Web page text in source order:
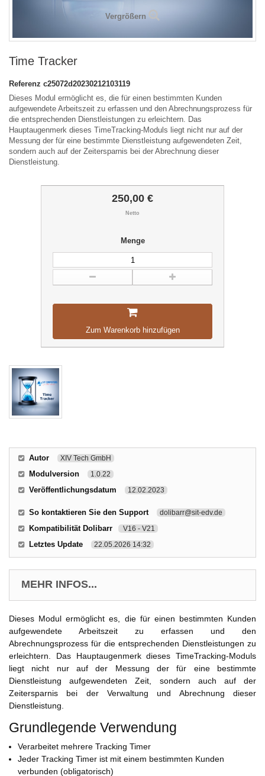
Vergrößern
Time Tracker
Referenz c25072d20230212103119
Dieses Modul ermöglicht es, die für einen bestimmten Kunden
aufgewendete Arbeitszeit zu erfassen und den Abrechnungsprozess für
die entsprechenden Dienstleistungen zu erleichtern. Das
Hauptaugenmerk dieses TimeTracking-Moduls liegt nicht nur auf der
Messung der für eine bestimmte Dienstleistung aufgewendeten Zeit,
sondern auch auf der Zeitersparnis bei der Abrechnung dieser
Dienstleistung.
250,00 €
Netto
Menge
Zum Warenkorb hinzufügen
Autor XIV Tech GmbH
Modulversion 1.0.22
Veröffentlichungsdatum 12.02.2023
So kontaktieren Sie den Support dolibarr@sit-edv.de
Kompatibilität Dolibarr V16 - V21
Letztes Update 22.05.2026 14:32
MEHR INFOS...
Dieses Modul ermöglicht es, die für einen bestimmten Kunden
aufgewendete Arbeitszeit zu erfassen und den
Abrechnungsprozess für die entsprechenden Dienstleistungen zu
erleichtern. Das Hauptaugenmerk dieses TimeTracking-Moduls
liegt nicht nur auf der Messung der für eine bestimmte
Dienstleistung aufgewendeten Zeit, sondern auch auf der
Zeitersparnis bei der Verwaltung und Abrechnung dieser
Dienstleistung.
Grundlegende Verwendung
Verarbeitet mehrere Tracking Timer
Jeder Tracking Timer ist mit einem bestimmten Kunden
verbunden (obligatorisch)